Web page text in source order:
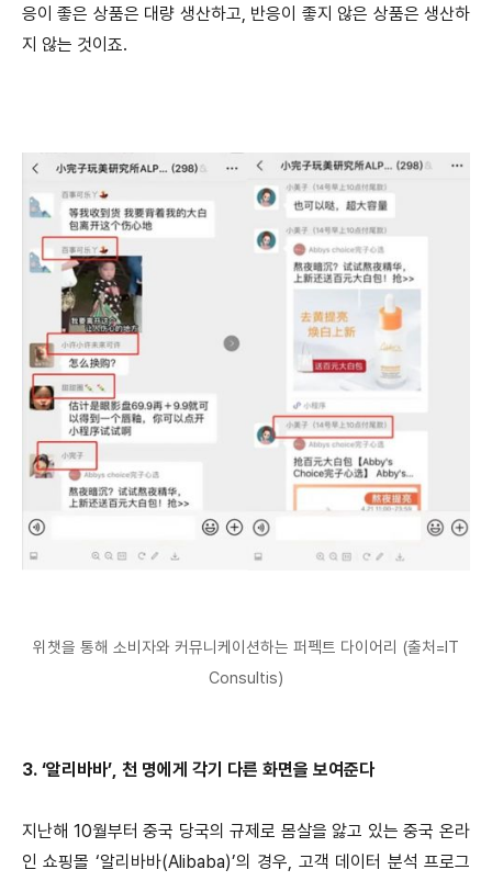
응이 좋은 상품은 대량 생산하고, 반응이 좋지 않은 상품은 생산하
지 않는 것이죠.
위챗을 통해 소비자와 커뮤니케이션하는 퍼펙트 다이어리 (출처=IT
Consultis)
3. ‘알리바바’, 천 명에게 각기 다른 화면을 보여준다
지난해 10월부터 중국 당국의 규제로 몸살을 앓고 있는 중국 온라
인 쇼핑몰 ‘알리바바(Alibaba)’의 경우, 고객 데이터 분석 프로그